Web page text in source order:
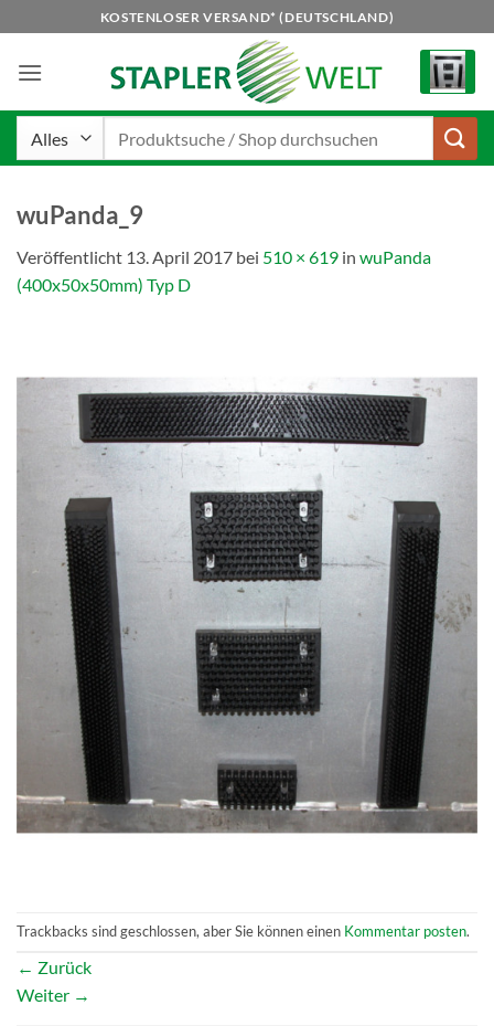
Inhalt
springen
KOSTENLOSER VERSAND* (DEUTSCHLAND)
wuPanda_9
Veröffentlicht 13. April 2017 bei 510 × 619 in wuPanda
(400x50x50mm) Typ D
Trackbacks sind geschlossen, aber Sie können einen Kommentar posten.
← Zurück
Weiter →